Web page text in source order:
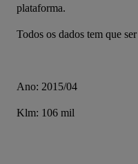
plataforma.
Todos os dados tem que
Ano: 2015/04
Klm: 106 mil